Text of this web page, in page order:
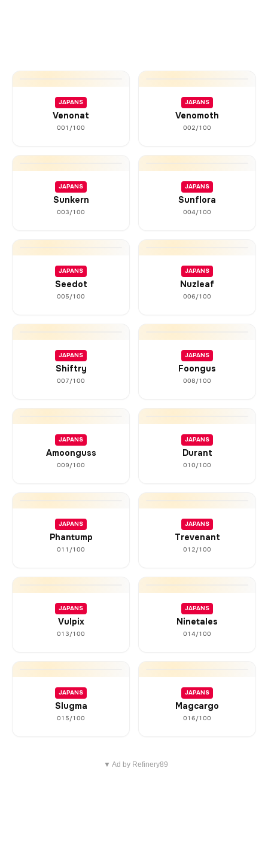
JAPANS
Venonat
001/100
JAPANS
Venomoth
002/100
JAPANS
Sunkern
003/100
JAPANS
Sunflora
004/100
JAPANS
Seedot
005/100
JAPANS
Nuzleaf
006/100
JAPANS
Shiftry
007/100
JAPANS
Foongus
008/100
JAPANS
Amoonguss
009/100
JAPANS
Durant
010/100
JAPANS
Phantump
011/100
JAPANS
Trevenant
012/100
JAPANS
Vulpix
013/100
JAPANS
Ninetales
014/100
JAPANS
Slugma
015/100
JAPANS
Magcargo
016/100
▼ Ad by Refinery89